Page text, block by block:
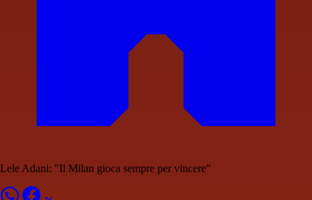
Lele Adani: "Il Milan gioca sempre per vincere"